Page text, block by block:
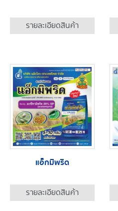
รายละเอียดสินค้า
แอ็กมิพริด
รายละเอียดสินค้า